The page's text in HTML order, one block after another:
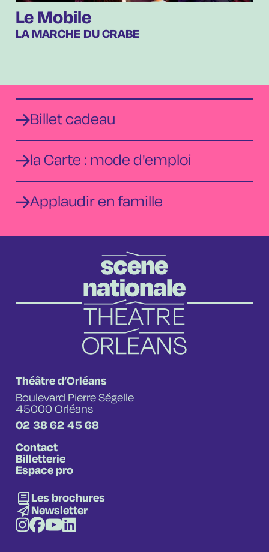
Le Mobile
LA MARCHE DU CRABE
Billet cadeau
la Carte : mode d'emploi
Applaudir en famille
Théâtre d’Orléans
Boulevard Pierre Ségelle
45000 Orléans
02 38 62 45 68
Contact
Billetterie
Espace pro
Les brochures
Newsletter